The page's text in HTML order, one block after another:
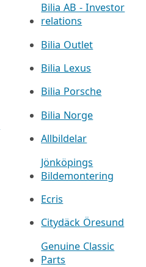
Bilia AB - Investor
relations
Bilia Outlet
Bilia Lexus
Bilia Porsche
Bilia Norge
Allbildelar
Jönköpings
Bildemontering
Ecris
Citydäck Öresund
Genuine Classic
Parts